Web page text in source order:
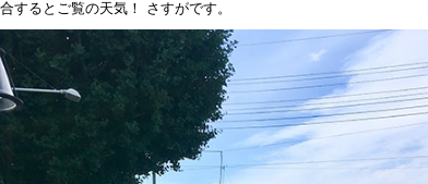
するとご覧の天気！ さすがです。